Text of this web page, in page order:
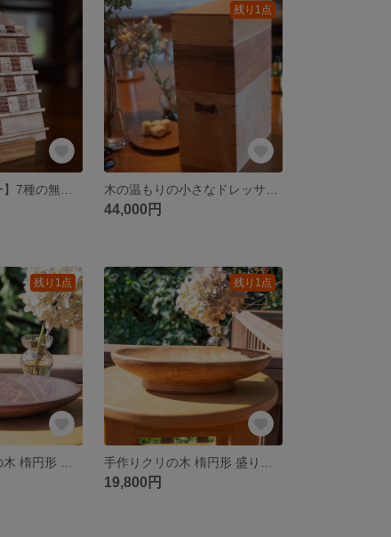
残り1点
44,000円
残り1点 残り1点
19,800円